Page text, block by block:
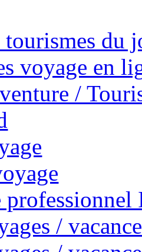
du
voyage en
/
/